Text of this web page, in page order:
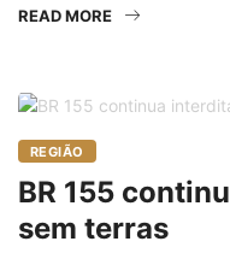
READ MORE
REGIÃO
BR 155
sem terras